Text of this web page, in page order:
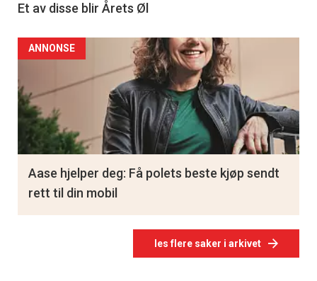
Et av disse blir Årets Øl
les flere saker i arkivet
ANNONSE
Aase hjelper deg: Få polets beste kjøp sendt
rett til din mobil